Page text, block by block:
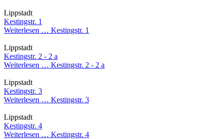
Lippstadt
Kestingstr. 1
Weiterlesen … Kestingstr. 1
Lippstadt
Kestingstr. 2 - 2 a
Weiterlesen … Kestingstr. 2 - 2 a
Lippstadt
Kestingstr. 3
Weiterlesen … Kestingstr. 3
Lippstadt
Kestingstr. 4
Weiterlesen … Kestingstr. 4